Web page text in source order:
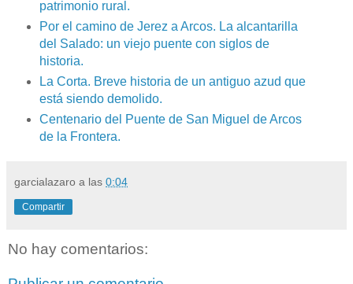
patrimonio rural.
Por el camino de Jerez a Arcos. La alcantarilla
del Salado: un viejo puente con siglos de
historia.
La Corta. Breve historia de un antiguo azud que
está siendo demolido.
Centenario del Puente de San Miguel de Arcos
de la Frontera.
garcialazaro a las 0:04
Compartir
No hay comentarios: